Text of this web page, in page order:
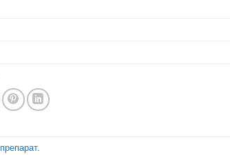
препарат.